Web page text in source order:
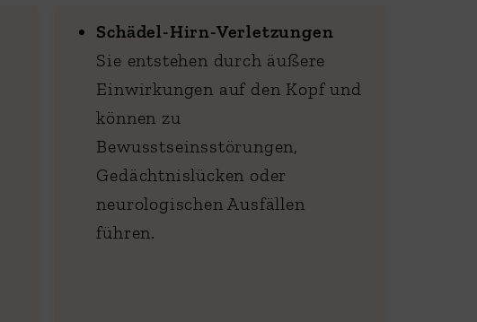
Schädel-Hirn-Verletzungen
Sie entstehen durch äußere
Einwirkungen auf den Kopf und
können zu
Bewusstseinsstörungen,
Gedächtnislücken oder
neurologischen Ausfällen
führen.